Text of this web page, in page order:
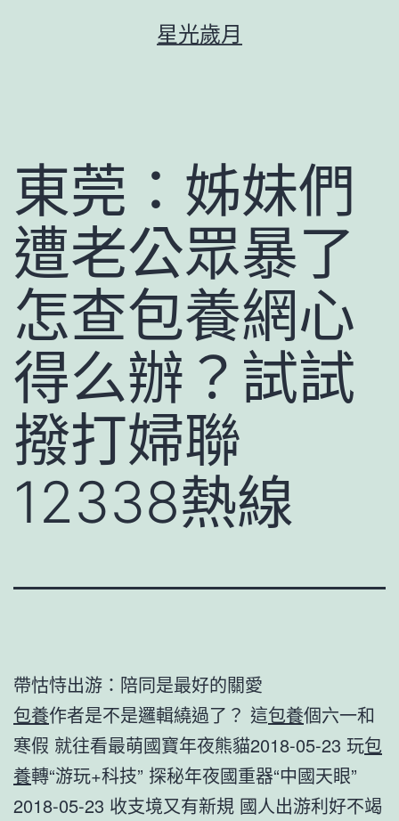
星光歲月
東莞：姊妹們
遭老公眾暴了
怎查包養網心
得么辦？試試
撥打婦聯
12338熱線
帶怙恃出游：陪同是最好的關愛
包養作者是不是邏輯繞過了？ 這包養個六一和
寒假 就往看最萌國寶年夜熊貓2018-05-23 玩包
養轉“游玩+科技” 探秘年夜國重器“中國天眼”
2018-05-23 收支境又有新規 國人出游利好不竭